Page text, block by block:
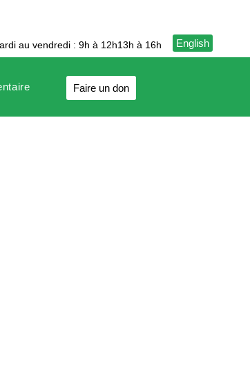
au vendredi : 9h à 12h13h à 16h English
Faire un don